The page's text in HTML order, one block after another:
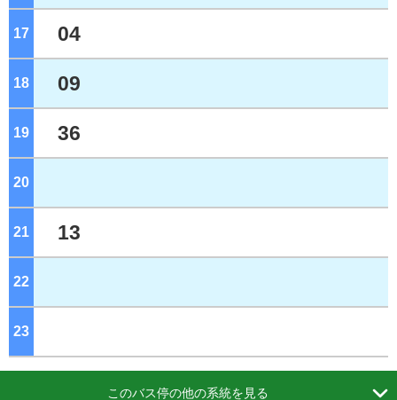
17 04
18 09
19 36
20
21 13
22
23
このバス停の他の系統を見る 